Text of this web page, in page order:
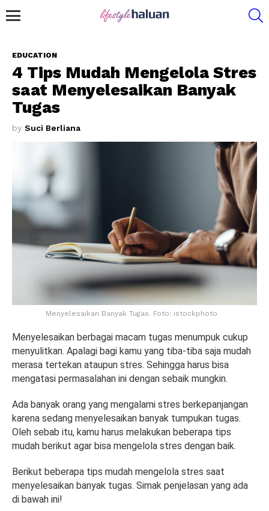
EDUCATION
4 Tips Mudah Mengelola Stres
saat Menyelesaikan Banyak
Tugas
by Suci Berliana
Menyelesaikan Banyak Tugas. Foto: istockphoto
Menyelesaikan berbagai macam tugas menumpuk cukup
menyulitkan. Apalagi bagi kamu yang tiba-tiba saja mudah
merasa tertekan ataupun stres. Sehingga harus bisa
mengatasi permasalahan ini dengan sebaik mungkin.
Ada banyak orang yang mengalami stres berkepanjangan
karena sedang menyelesaikan banyak tumpukan tugas.
Oleh sebab itu, kamu harus melakukan beberapa tips
mudah berikut agar bisa mengelola stres dengan baik.
Berikut beberapa tips mudah mengelola stres saat
menyelesaikan banyak tugas. Simak penjelasan yang ada
di bawah ini!